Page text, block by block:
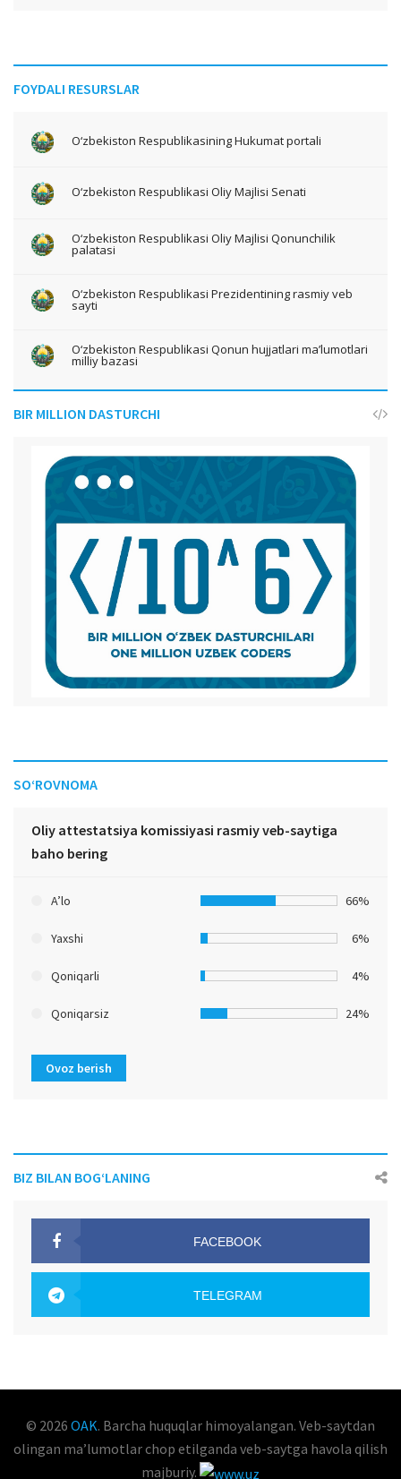
FOYDALI RESURSLAR
O‘zbekiston Respublikasining Hukumat portali
O‘zbekiston Respublikasi Oliy Majlisi Senati
O‘zbekiston Respublikasi Oliy Majlisi Qonunchilik
palatasi
O‘zbekiston Respublikasi Prezidentining rasmiy veb
sayti
O‘zbekiston Respublikasi Qonun hujjatlari ma’lumotlari
milliy bazasi
BIR MILLION DASTURCHI
SO‘ROVNOMA
Oliy attestatsiya komissiyasi rasmiy veb-saytiga
baho bering
A’lo 66%
Yaxshi 6%
Qoniqarli 4%
Qoniqarsiz 24%
Ovoz berish
BIZ BILAN BOG‘LANING
FACEBOOK
TELEGRAM
© 2026 OAK. Barcha huquqlar himoyalangan. Veb-saytdan
olingan maʼlumotlar chop etilganda veb-saytga havola qilish
majburiy.